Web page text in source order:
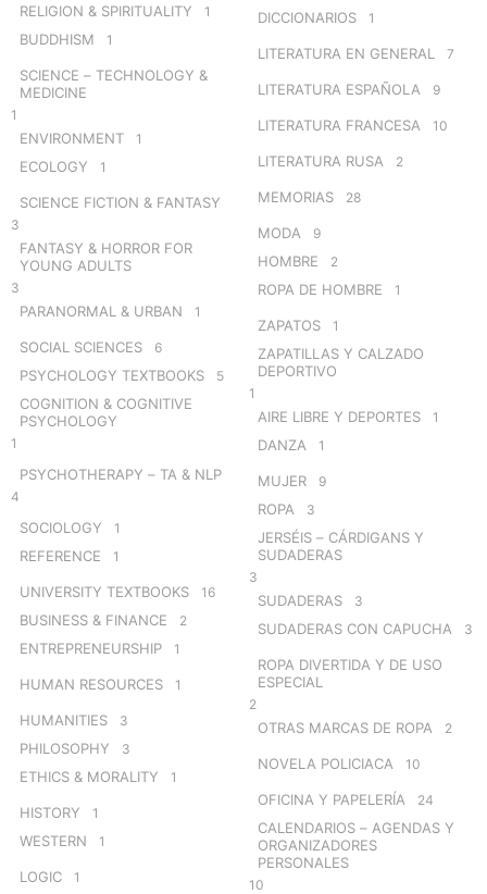
RELIGION & SPIRITUALITY 1
BUDDHISM 1
SCIENCE – TECHNOLOGY &
MEDICINE
1
ENVIRONMENT 1
ECOLOGY 1
SCIENCE FICTION & FANTASY
3
FANTASY & HORROR FOR
YOUNG ADULTS
3
PARANORMAL & URBAN 1
SOCIAL SCIENCES 6
PSYCHOLOGY TEXTBOOKS 5
COGNITION & COGNITIVE
PSYCHOLOGY
1
PSYCHOTHERAPY – TA & NLP
4
SOCIOLOGY 1
REFERENCE 1
UNIVERSITY TEXTBOOKS 16
BUSINESS & FINANCE 2
ENTREPRENEURSHIP 1
HUMAN RESOURCES 1
HUMANITIES 3
PHILOSOPHY 3
ETHICS & MORALITY 1
HISTORY 1
WESTERN 1
LOGIC 1
DICCIONARIOS 1
LITERATURA EN GENERAL 7
LITERATURA ESPAÑOLA 9
LITERATURA FRANCESA 10
LITERATURA RUSA 2
MEMORIAS 28
MODA 9
HOMBRE 2
ROPA DE HOMBRE 1
ZAPATOS 1
ZAPATILLAS Y CALZADO
DEPORTIVO
1
AIRE LIBRE Y DEPORTES 1
DANZA 1
MUJER 9
ROPA 3
JERSÉIS – CÁRDIGANS Y
SUDADERAS
3
SUDADERAS 3
SUDADERAS CON CAPUCHA 3
ROPA DIVERTIDA Y DE USO
ESPECIAL
2
OTRAS MARCAS DE ROPA 2
NOVELA POLICIACA 10
OFICINA Y PAPELERÍA 24
CALENDARIOS – AGENDAS Y
ORGANIZADORES
PERSONALES
10